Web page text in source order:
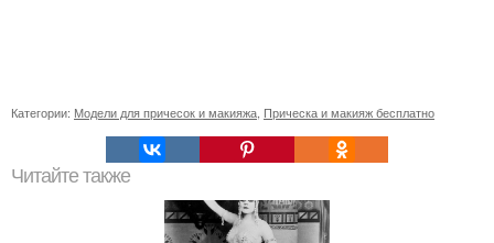
Категории: Модели для причесок и макияжа Прическа и макияж бесплатно
Читайте также